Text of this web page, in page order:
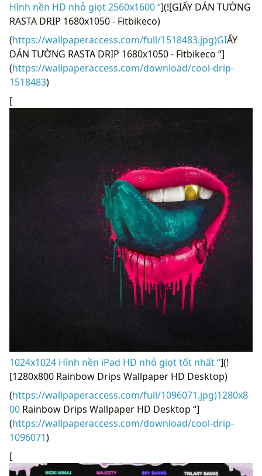
Hình nền HD nhỏ giọt 2560x1600 “](![GIẤY DÁN TƯỜNG
RASTA DRIP 1680x1050 - Fitbikeco)
(https://wallpaperaccess.com/full/1518483.jpg)GIẤY
DÁN TƯỜNG RASTA DRIP 1680x1050 - Fitbikeco “]
(https://wallpaperaccess.com/download/cool-drip-
1518483)
[
1024x1024 Hình nền iPad HD nhỏ giọt tốt nhất “](!
[1280x800 Rainbow Drips Wallpaper HD Desktop)
(https://wallpaperaccess.com/full/1096071.jpg)1280x8
00 Rainbow Drips Wallpaper HD Desktop “]
(https://wallpaperaccess.com/download/cool-drip-
1096071)
[